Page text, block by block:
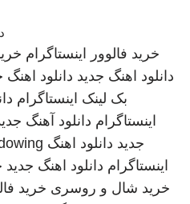
خرید فالوور اینستاگرام
دانلود اهنگ جدید دانلود اهنگ
بک لینک اینستاگرام
اینستاگرام دانلود آهنگ
جدید دانلود اهنگ
اینستاگرام دانلود اهنگ جدید
خرید شال و روسری خرید